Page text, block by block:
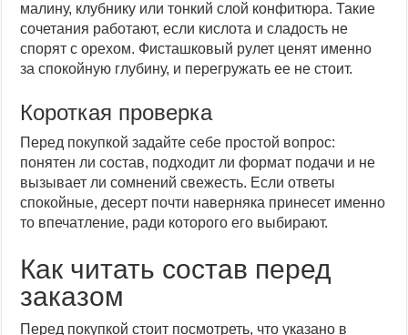
малину, клубнику или тонкий слой конфитюра. Такие
сочетания работают, если кислота и сладость не
спорят с орехом. Фисташковый рулет ценят именно
за спокойную глубину, и перегружать ее не стоит.
Короткая проверка
Перед покупкой задайте себе простой вопрос:
понятен ли состав, подходит ли формат подачи и не
вызывает ли сомнений свежесть. Если ответы
спокойные, десерт почти наверняка принесет именно
то впечатление, ради которого его выбирают.
Как читать состав перед
заказом
Перед покупкой стоит посмотреть, что указано в